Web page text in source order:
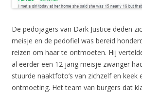
De pedojagers van Dark Justice deden
meisje en de pedofiel was bereid
reizen om haar te ontmoeten. Hij
al eerder een 12 jarig meisje zwanger
stuurde naaktfoto’s van zichzelf en keek
ontmoeting. Het team van burgers dat